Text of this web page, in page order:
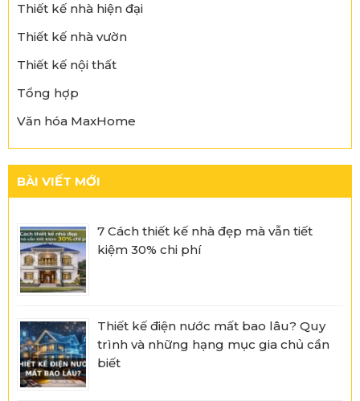
Thiết kế nhà hiện đại
Thiết kế nhà vườn
Thiết kế nội thất
Tổng hợp
Văn hóa MaxHome
BÀI VIẾT MỚI
7 Cách thiết kế nhà đẹp mà vẫn tiết
kiệm 30% chi phí
Thiết kế điện nước mất bao lâu? Quy
trình và những hạng mục gia chủ cần
biết